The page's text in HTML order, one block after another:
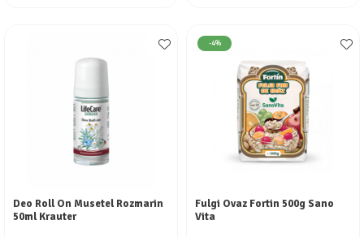
Deo Roll On Musetel Rozmarin
50ml Krauter
-4%
Fulgi Ovaz Fortin 500g Sano
Vita